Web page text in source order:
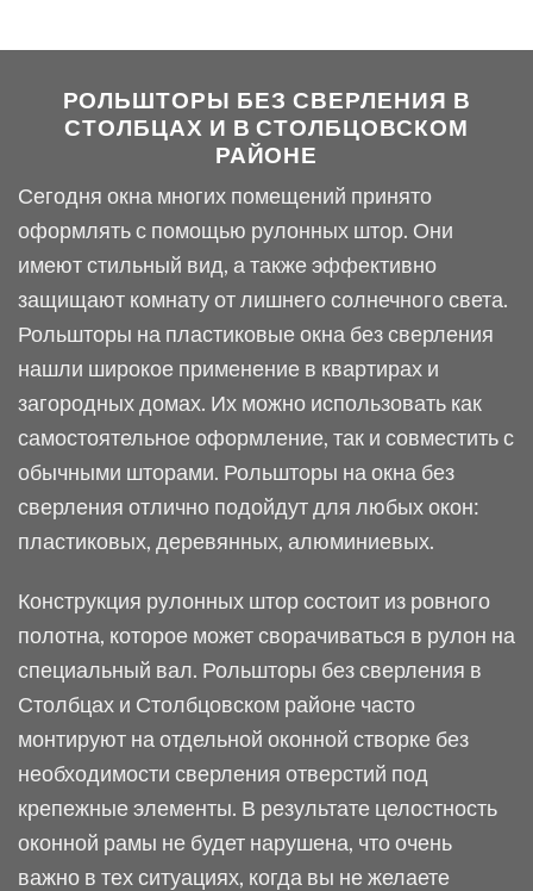
РОЛЬШТОРЫ БЕЗ СВЕРЛЕНИЯ В
СТОЛБЦАХ И В СТОЛБЦОВСКОМ
РАЙОНЕ
Сегодня окна многих помещений принято
оформлять с помощью рулонных штор. Они
имеют стильный вид, а также эффективно
защищают комнату от лишнего солнечного света.
Рольшторы на пластиковые окна без сверления
нашли широкое применение в квартирах и
загородных домах. Их можно использовать как
самостоятельное оформление, так и совместить с
обычными шторами. Рольшторы на окна без
сверления отлично подойдут для любых окон:
пластиковых, деревянных, алюминиевых.
Конструкция рулонных штор состоит из ровного
полотна, которое может сворачиваться в рулон на
специальный вал. Рольшторы без сверления в
Столбцах и Столбцовском районе часто
монтируют на отдельной оконной створке без
необходимости сверления отверстий под
крепежные элементы. В результате целостность
оконной рамы не будет нарушена, что очень
важно в тех ситуациях, когда вы не желаете